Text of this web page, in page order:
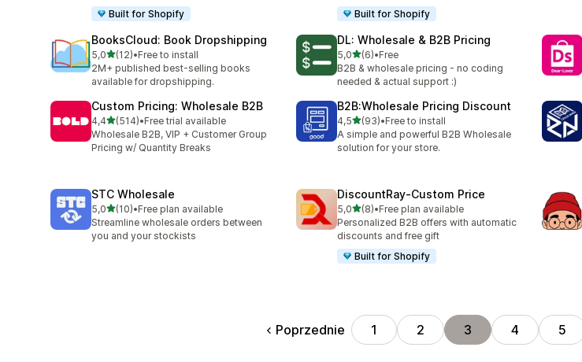
Built for Shopify
Built for Shopify
BooksCloud: Book Dropshipping
5,0na 5 gwiazdek
(12)
Łączna liczba recenzji: 12
•Free to install
2M+ published best-selling books
available for dropshipping.
DL: Wholesale & B2B Pricing
5,0na 5 gwiazdek
(6)
Łączna liczba recenzji: 6
•Free
B2B & wholesale pricing - no coding
needed & actual support :)
Custom Pricing: Wholesale B2B
4,4na 5 gwiazdek
(514)
Łączna liczba recenzji: 514
•Free trial available
Wholesale B2B, VIP + Customer Group
Pricing w/ Quantity Breaks
B2B:Wholesale Pricing Discount
4,5na 5 gwiazdek
(93)
Łączna liczba recenzji: 93
•Free to install
A simple and powerful B2B Wholesale
solution for your store.
STC Wholesale
5,0na 5 gwiazdek
(10)
Łączna liczba recenzji: 10
•Free plan available
Streamline wholesale orders between
you and your stockists
DiscountRay‑Custom Price
5,0na 5 gwiazdek
(8)
Łączna liczba recenzji: 8
•Free plan available
Personalized B2B offers with automatic
discounts and free gift
Built for Shopify
Poprzednie 1 2 3 4 5